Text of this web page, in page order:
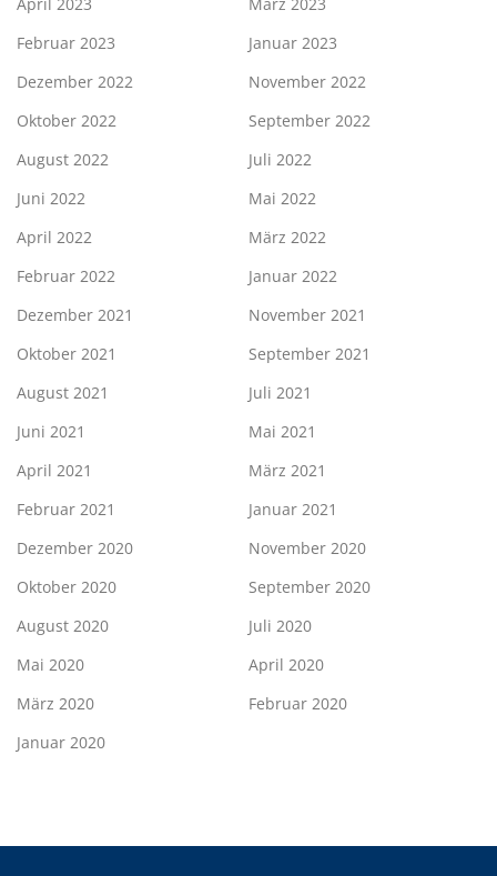
Februar 2023
Januar 2023
Dezember 2022
November 2022
Oktober 2022
September 2022
August 2022
Juli 2022
Juni 2022
Mai 2022
April 2022
März 2022
Februar 2022
Januar 2022
Dezember 2021
November 2021
Oktober 2021
September 2021
August 2021
Juli 2021
Juni 2021
Mai 2021
April 2021
März 2021
Februar 2021
Januar 2021
Dezember 2020
November 2020
Oktober 2020
September 2020
August 2020
Juli 2020
Mai 2020
April 2020
März 2020
Februar 2020
Januar 2020